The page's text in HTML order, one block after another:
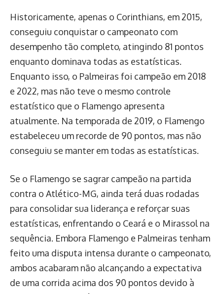
Historicamente, apenas o Corinthians, em 2015,
conseguiu conquistar o campeonato com
desempenho tão completo, atingindo 81 pontos
enquanto dominava todas as estatísticas.
Enquanto isso, o Palmeiras foi campeão em 2018
e 2022, mas não teve o mesmo controle
estatístico que o Flamengo apresenta
atualmente. Na temporada de 2019, o Flamengo
estabeleceu um recorde de 90 pontos, mas não
conseguiu se manter em todas as estatísticas.
Se o Flamengo se sagrar campeão na partida
contra o Atlético-MG, ainda terá duas rodadas
para consolidar sua liderança e reforçar suas
estatísticas, enfrentando o Ceará e o Mirassol na
sequência. Embora Flamengo e Palmeiras tenham
feito uma disputa intensa durante o campeonato,
ambos acabaram não alcançando a expectativa
de uma corrida acima dos 90 pontos devido à